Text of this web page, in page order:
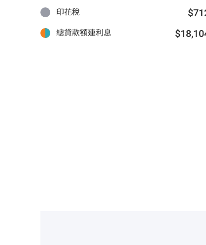
印花稅
總貸款額連利息